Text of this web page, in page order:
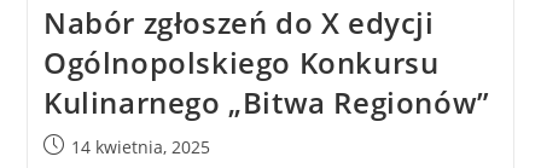
Nabór zgłoszeń do X edycji
Ogólnopolskiego Konkursu
Kulinarnego „Bitwa Regionów”
14 kwietnia, 2025